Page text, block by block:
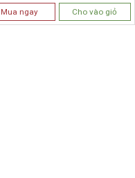
Mua ngay Cho vào giỏ